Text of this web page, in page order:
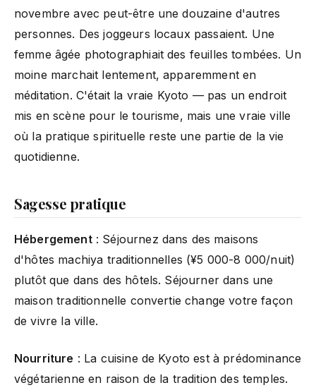
novembre avec peut-être une douzaine d'autres
personnes. Des joggeurs locaux passaient. Une
femme âgée photographiait des feuilles tombées. Un
moine marchait lentement, apparemment en
méditation. C'était la vraie Kyoto — pas un endroit
mis en scène pour le tourisme, mais une vraie ville
où la pratique spirituelle reste une partie de la vie
quotidienne.
Sagesse pratique
Hébergement: Séjournez dans des maisons
d'hôtes machiya traditionnelles (¥5 000-8 000/nuit)
plutôt que dans des hôtels. Séjourner dans une
maison traditionnelle convertie change votre façon
de vivre la ville.
Nourriture : La cuisine de Kyoto est à prédominance
végétarienne en raison de la tradition des temples.